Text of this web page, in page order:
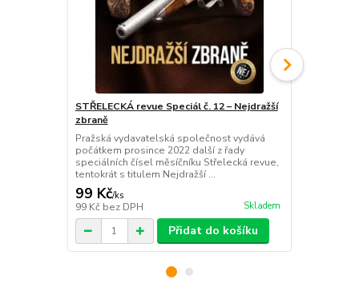
STŘELECKÁ revue Speciál č. 12 – Nejdražší
zbraně
Pražská vydavatelská společnost vydává
počátkem prosince 2022 další z řady
speciálních čísel měsíčníku Střelecká revue,
tentokrát s titulem Nejdražší ...
99 Kč/ks
99 Kč bez DPH Skladem
Přidat do košíku